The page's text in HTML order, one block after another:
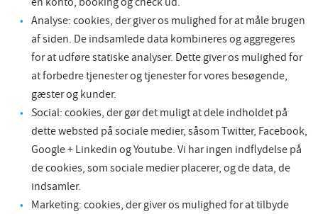
Analyse: cookies, der giver os mulighed for at måle brugen
af siden. De indsamlede data kombineres og aggregeres
for at udføre statiske analyser. Dette giver os mulighed for
at forbedre tjenester og tjenester for vores besøgende,
gæster og kunder.
Social: cookies, der gør det muligt at dele indholdet på
dette websted på sociale medier, såsom Twitter, Facebook,
Google + Linkedin og Youtube. Vi har ingen indflydelse på
de cookies, som sociale medier placerer, og de data, de
indsamler.
Marketing: cookies, der giver os mulighed for at tilbyde